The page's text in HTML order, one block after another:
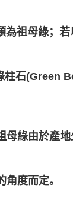
為祖母綠；
石(Green
母綠由於產
度而定。